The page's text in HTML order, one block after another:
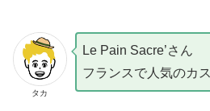
タカ
Le Pain Sacre’さん
フランスで人気のカ